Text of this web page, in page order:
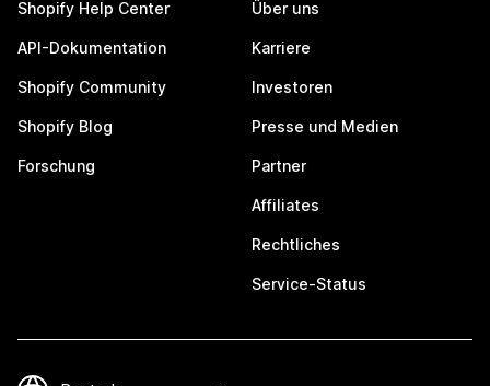
Shopify Help Center
API-Dokumentation
Shopify Community
Shopify Blog
Forschung
Über uns
Karriere
Investoren
Presse und Medien
Partner
Affiliates
Rechtliches
Service-Status